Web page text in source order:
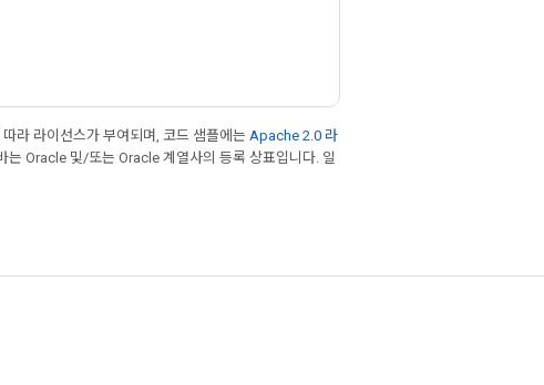
따라 라이선스가 부여되며, 코드 샘플에는 Apache 2.0 라
는 Oracle 및/또는 Oracle 계열사의 등록 상표입니다. 일